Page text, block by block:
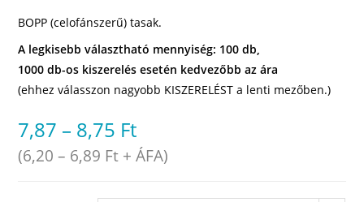
BOPP (celofánszerű) tasak.
A legkisebb választható mennyiség: 100 db,
1000 db-os kiszerelés esetén kedvezőbb az ára
(ehhez válasszon nagyobb KISZERELÉST a lenti mezőben.)
7,87 – 8,75 Ft
(6,20– 6,89 Ft + ÁFA)